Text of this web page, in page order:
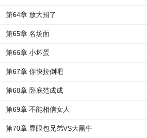
第64章 放大招了
第65章 名场面
第66章 小坏蛋
第67章 你快拉倒吧
第68章 卧底范成成
第69章 不能相信女人
第70章 显眼包兄弟VS大黑牛